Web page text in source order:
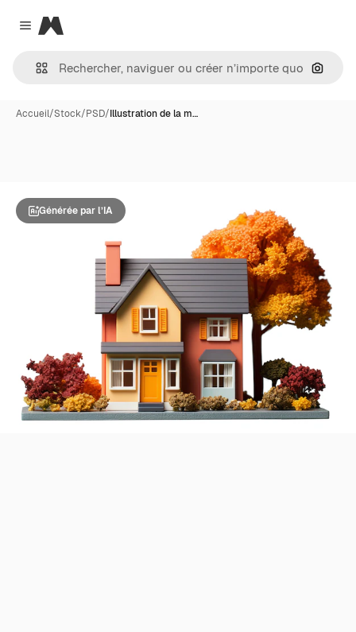
Close menu
Magnific
Accueil/Stock/PSD/Illustration de la m…
Générée par l’IA